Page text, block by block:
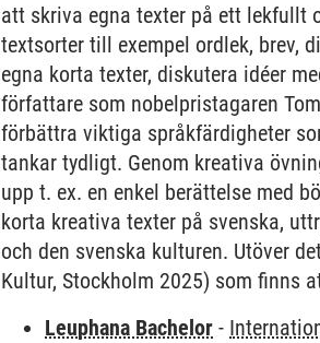
att skriva egna texter på ett lekfullt
textsorter till exempel ordlek, brev,
egna korta texter, diskutera idéer
författare som nobelpristagaren
förbättra viktiga språkfärdigheter
tankar tydligt. Genom kreativa
upp t. ex. en enkel berättelse med
korta kreativa texter på svenska,
och den svenska kulturen. Utöver
Kultur, Stockholm 2025) som finns
Leuphana Bachelor -